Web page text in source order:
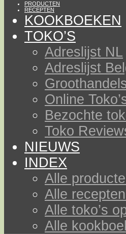
PRODUCTEN
RECEPTEN
KOOKBOEKEN
TOKO’S
Adreslijst NL
Adreslijst
Online
Bezochte
Toko
NIEUWS
INDEX
Alle
Alle
Alle toko’s
Alle